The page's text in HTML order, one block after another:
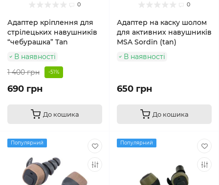
0
Адаптер кріплення для
стрілецьких навушників
“чебурашка” Tan
В наявності
1 400 грн
-51%
690 грн
До кошика
0
Адаптер на каску шолом
для активних навушників
MSA Sordin (tan)
В наявності
650 грн
До кошика
Популярний Популярний